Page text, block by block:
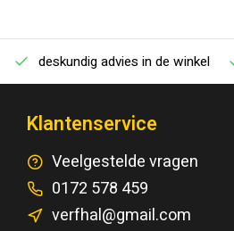
deskundig advies in de winkel
Klantenservice
Veelgestelde vragen
0172 578 459
verfhal@gmail.com